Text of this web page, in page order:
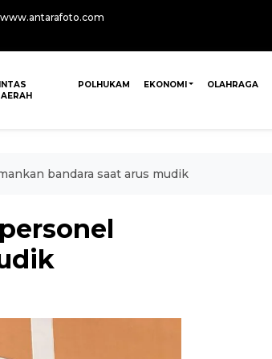
www.antarafoto.com
POLHUKAM EKONOMI OLAHRAGA
bandara saat arus mudik